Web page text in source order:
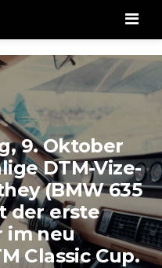
9. Oktober
DTM-Vize-
(BMW 635
der erste
im neu
Classic Cup.